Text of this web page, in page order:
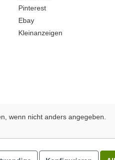
Pinterest
Ebay
Kleinanzeigen
wenn nicht anders angegeben.